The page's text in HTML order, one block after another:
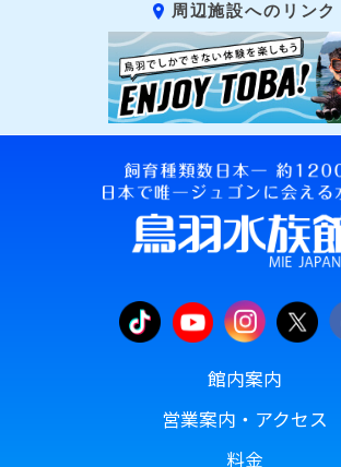
周辺施設へのリンク
館内案内
営業案内・アクセス
料金